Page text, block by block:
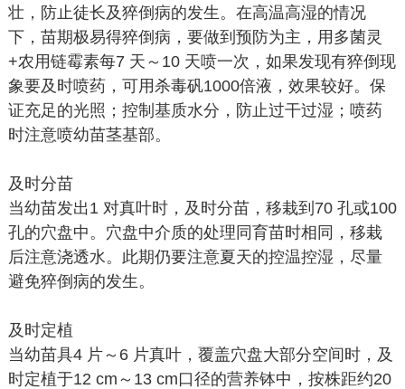
壮，防止徒长及猝倒病的发生。在高温高湿的情况
下，苗期极易得猝倒病，要做到预防为主，用多菌灵
+农用链霉素每7 天～10 天喷一次，如果发现有猝倒现
象要及时喷药，可用杀毒矾1000倍液，效果较好。保
证充足的光照；控制基质水分，防止过干过湿；喷药
时注意喷幼苗茎基部。
及时分苗
当幼苗发出1 对真叶时，及时分苗，移栽到70 孔或100
孔的穴盘中。穴盘中介质的处理同育苗时相同，移栽
后注意浇透水。此期仍要注意夏天的控温控湿，尽量
避免猝倒病的发生。
及时定植
当幼苗具4 片～6 片真叶，覆盖穴盘大部分空间时，及
时定植于12 cm～13 cm口径的营养钵中，按株距约20